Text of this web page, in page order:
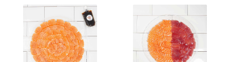
Seleccionar
Añadir a